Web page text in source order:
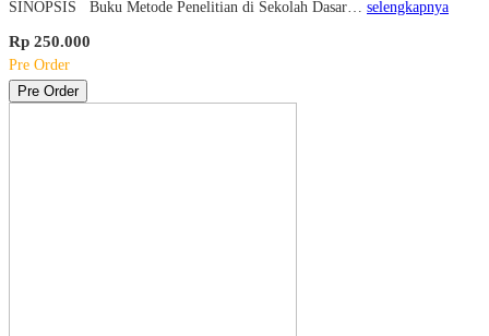
SINOPSIS Buku Metode Penelitian di Sekolah Dasar… selengkapnya
Rp 250.000
Pre Order
Pre Order